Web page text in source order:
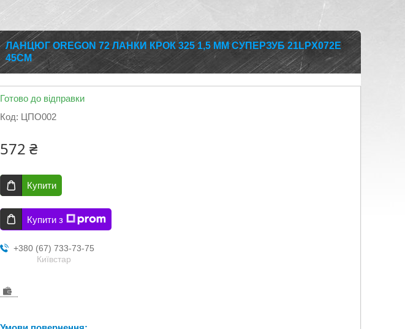
ЛАНЦЮГ OREGON 72 ЛАНКИ КРОК 325 1,5 ММ СУПЕРЗУБ 21LPX072E
45СМ
Готово до відправки
Код: ЦПО002
572 ₴
Купити
Купити з
+380 (67) 733-73-75
Київстар